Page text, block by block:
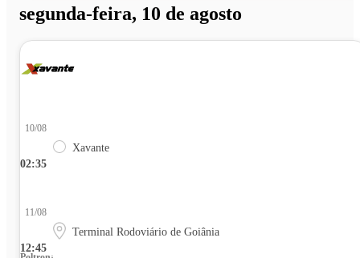
segunda-feira, 10 de agosto
02:35
10/08
Xavante
12:45
11/08
Terminal Rodoviário de Goiânia